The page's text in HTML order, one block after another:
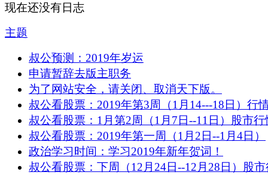
现在还没有日志
主题
叔公预测：2019年岁运
申请暂辞去版主职务
为了网站安全，请关闭、取消天下版。
叔公看股票：2019年第3周（1月14---18日）行
叔公看股票：1月第2周（1月7日--11日）股市行
叔公看股票：2019年第一周（1月2日--1月4日）
政治学习时间：学习2019年新年贺词！
叔公看股票：下周（12月24日--12月28日）股市